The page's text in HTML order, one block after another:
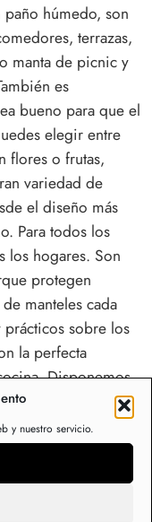
y nuestro servicio.
húmedo, son
terrazas,
manta de picnic y
es
bueno para que el
elegir entre
flores o frutas,
variedad de
el diseño más
Para todos los
los hogares. Son
protegen
manteles cada
prácticos sobre los
la perfecta
Disponemos
de mantelerías
y
consumo.
y manteles,
de